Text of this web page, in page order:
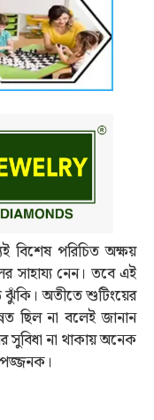
বিশেষ পরিচিত অক্ষয়
সাহায্য নেন। তবে এই
ঝুঁকি। অতীতে শুটিংয়ের
ছিল না বলেই জানান
সুবিধা না থাকায় অনেক